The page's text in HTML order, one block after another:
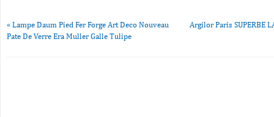
« Lampe Daum Pied Fer Forge Art Deco Nouveau
Pate De Verre Era Muller Galle Tulipe
Argilor Paris SUPERBE